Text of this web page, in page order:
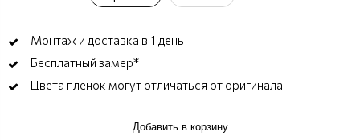
Монтаж и доставка в 1 день
Бесплатный замер*
Цвета пленок могут отличаться от оригинала
Добавить в корзину